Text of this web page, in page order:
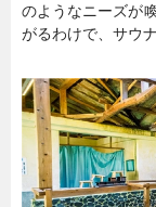
のようなニーズが
がるわけで、サウ